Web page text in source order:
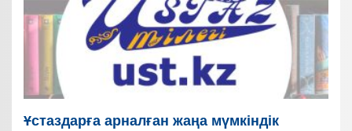
Ұстаздарға арналған жаңа мүмкіндік